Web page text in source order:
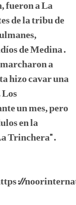
fueron a La
de la tribu de
de Medina.
a
hizo cavar una
un mes, pero
en la
Trinchera”.